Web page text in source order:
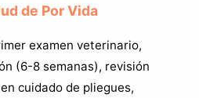
de Por Vida
examen veterinario,
(6-8 semanas), revisión
cuidado de pliegues,